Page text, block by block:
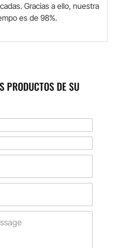
Gracias a ello, nuestra
es de 98%.
PRODUCTOS DE SU